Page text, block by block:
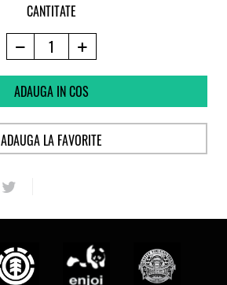
CANTITATE
ADAUGA IN COS
ADAUGA LA FAVORITE